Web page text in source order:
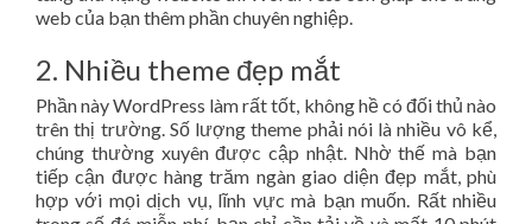
web của bạn thêm phần chuyên nghiệp.
2. Nhiều theme đẹp mắt
Phần này WordPress làm rất tốt, không hề có đối thủ nào
trên thị trường. Số lượng theme phải nói là nhiều vô kể,
chúng thường xuyên được cập nhật. Nhờ thế mà bạn
tiếp cận được hàng trăm ngàn giao diện đẹp mắt, phù
hợp với mọi dịch vụ, lĩnh vực mà bạn muốn. Rất nhiều